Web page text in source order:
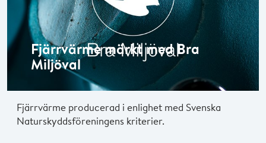
Fjärrvärme märkt med Bra
Miljöval
Fjärrvärme producerad i enlighet med Svenska
Naturskyddsföreningens kriterier.